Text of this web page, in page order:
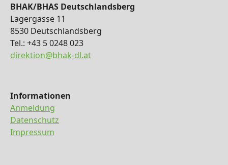
BHAK/BHAS Deutschlandsberg
Lagergasse 11
8530 Deutschlandsberg
Tel.: +43 5 0248 023
direktion@bhak-dl.at
Informationen
Anmeldung
Datenschutz
Impressum